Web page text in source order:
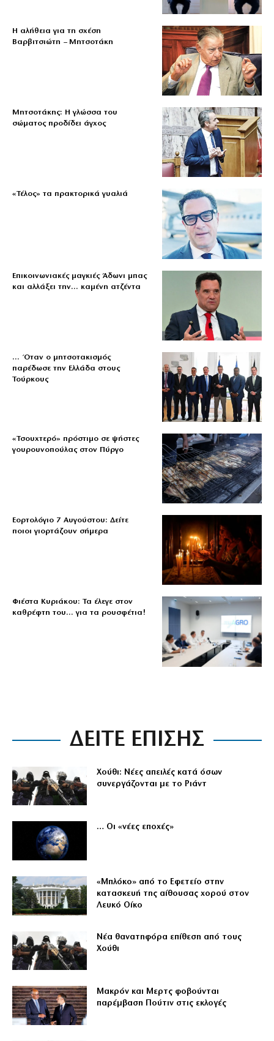
Η αλήθεια για τη σχέση
Βαρβιτσιώτη – Μητσοτάκη
Μητσοτάκης: Η γλώσσα του
σώματος προδίδει άγχος
«Τέλος» τα πρακτορικά γυαλιά
Επικοινωνιακές μαγκιές Άδωνι μπας
και αλλάξει την… καμένη ατζέντα
… Όταν ο μητσοτακισμός
παρέδωσε την Ελλάδα στους
Τούρκους
«Τσουχτερό» πρόστιμο σε ψήστες
γουρουνοπούλας στον Πύργο
Εορτολόγιο 7 Αυγούστου: Δείτε
ποιοι γιορτάζουν σήμερα
Φιέστα Κυριάκου: Τα έλεγε στον
καθρέφτη του… για τα ρουσφέτια!
ΔΕΙΤΕ ΕΠΙΣΗΣ
Χούθι: Νέες απειλές κατά όσων
συνεργάζονται με το Ριάντ
… Οι «νέες εποχές»
«Μπλόκο» από το Εφετείο στην
κατασκευή της αίθουσας χορού στον
Λευκό Οίκο
Νέα θανατηφόρα επίθεση από τους
Χούθι
Μακρόν και Μερτς φοβούνται
παρέμβαση Πούτιν στις εκλογές